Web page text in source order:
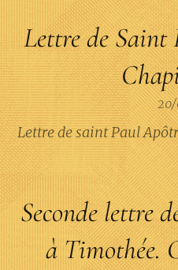
Lettre de Saint
Lettre de saint Paul
Seconde lettre
à Timothée.